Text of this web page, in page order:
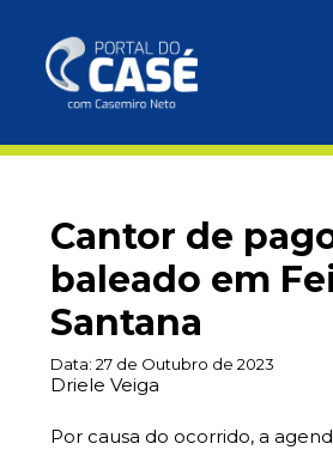
Cantor de
baleado em
Santana
Data: 27 de Outubro de 2023
Driele Veiga
Por causa do ocorrido, a